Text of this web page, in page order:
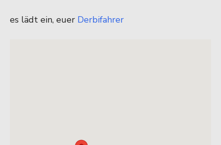
es lädt ein, euer Derbifahrer